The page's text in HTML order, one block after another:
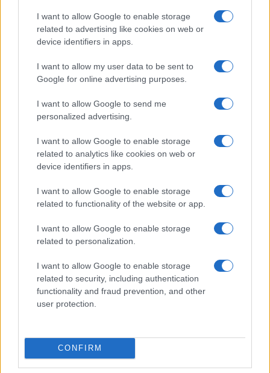
I want to allow Google to enable storage
related to advertising like cookies on web or
device identifiers in apps.
I want to allow my user data to be sent to
Google for online advertising purposes.
I want to allow Google to send me
personalized advertising.
I want to allow Google to enable storage
related to analytics like cookies on web or
device identifiers in apps.
I want to allow Google to enable storage
related to functionality of the website or app.
I want to allow Google to enable storage
related to personalization.
I want to allow Google to enable storage
related to security, including authentication
functionality and fraud prevention, and other
user protection.
CONFIRM
Le nuove Havaianas Kitten Heel debuttano a
Copenhagen: un mix di comfort e stile
LIFESTYLE
Look da ufficio estate 2026: consigli per un
abbigliamento fresco e professionale
Cristian Castiglioni · 7 Ago 2026